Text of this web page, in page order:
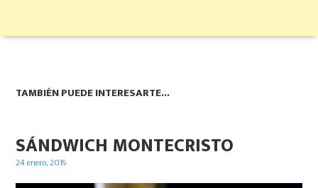
TAMBIÉN PUEDE INTERESARTE...
SÁNDWICH MONTECRISTO
Posted
24 enero, 2019